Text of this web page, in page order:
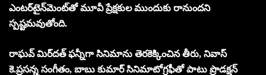
ఎంట‌ర్‌టైన్‌మెంట్‌తో మూవీ ప్రేక్ష‌కుల ముందుకు రానుంద‌ని
స్ప‌ష్ట‌మ‌వుతోంది.
రాఘ‌వ్ మిర్‌ద‌త్ ఫ‌న్నీగా సినిమాను తెర‌కెక్కించిన తీరు, నివాస్
కె.ప్ర‌సన్న సంగీతం, బాబు కుమార్ సినిమాటోగ్ర‌ఫీతో పాటు ప్రొడ‌క్ష‌న్